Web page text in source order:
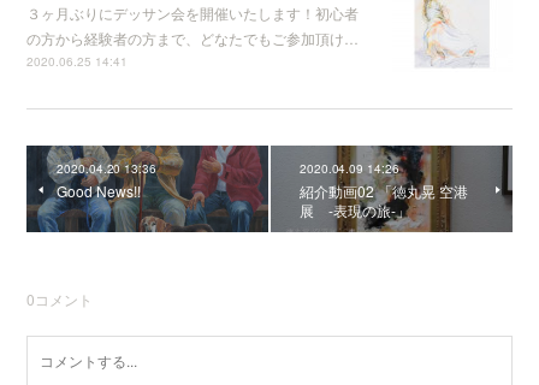
３ヶ月ぶりにデッサン会を開催いたします！初心者
の方から経験者の方まで、 どなたでもご参加頂け…
2020.06.25 14:41
2020.04.20 13:36
Good News!!
2020.04.09 14:26
紹介動画02 「徳丸晃 空港
展 -表現の旅-」
0コメント